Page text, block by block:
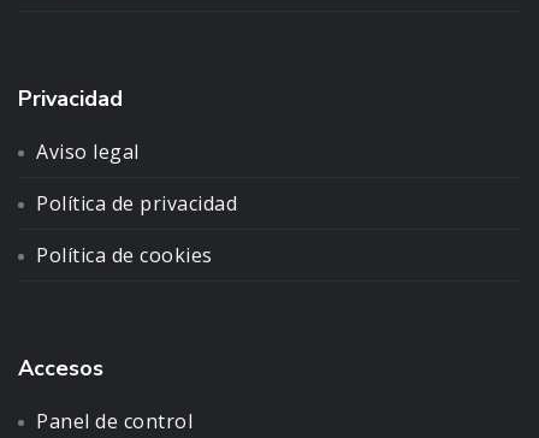
Privacidad
Aviso legal
Política de privacidad
Política de cookies
Accesos
Panel de control